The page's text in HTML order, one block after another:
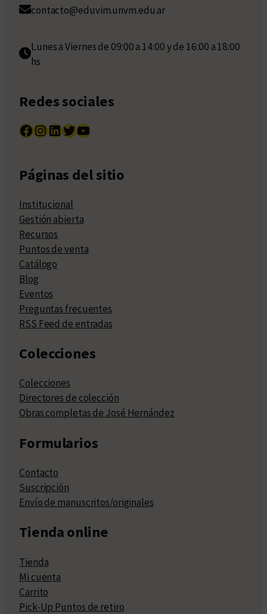
contacto@eduvim.unvm.edu.ar
Lunes a Viernes de 09:00 a 14:00 y de 16:00 a 18:00
hs
Redes sociales
Facebook InstagramLinkedIn Twitter YouTube
Páginas del sitio
Institucional
Gestión abierta
Recursos
Puntos de venta
Catálogo
Blog
Eventos
Preguntas frecuentes
RSS Feed de entradas
Colecciones
Colecciones
Directores de colección
Obras completas de José Hernández
Formularios
Contacto
Suscripción
Envío de manuscritos/originales
Tienda online
Tienda
Mi cuenta
Carrito
Pick-Up Puntos de retiro